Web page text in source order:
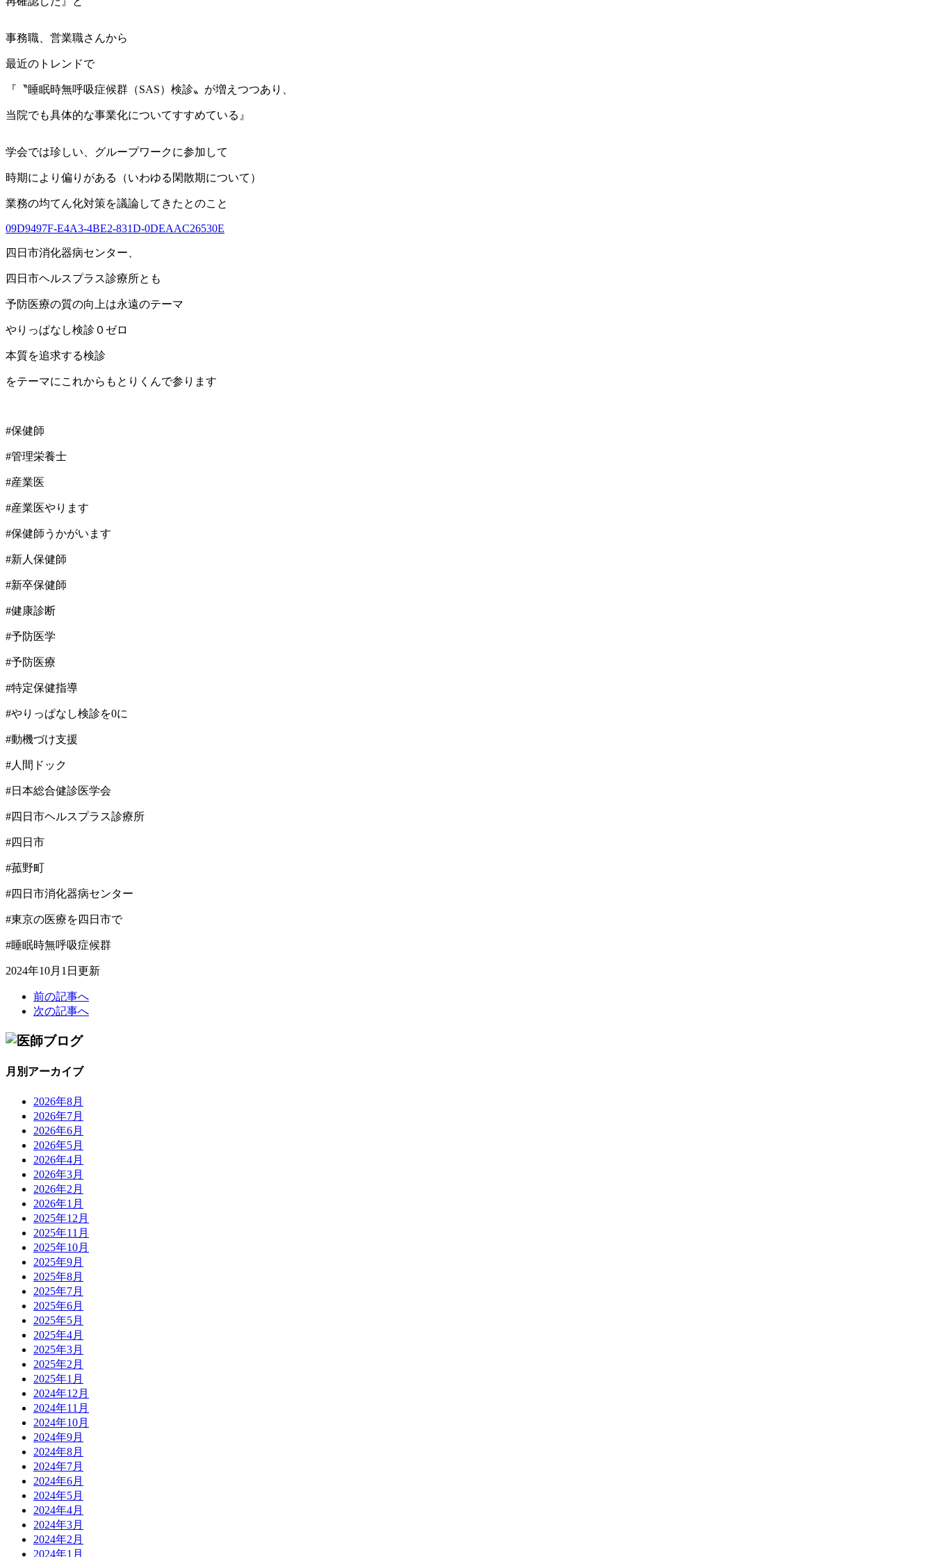
事務職、営業職さんから
最近のトレンドで
『〝睡眠時無呼吸症候群（SAS）検診〟が増えつつあり、
当院でも具体的な事業化についてすすめている』
学会では珍しい、グループワークに参加して
時期により偏りがある（いわゆる閑散期について）
業務の均てん化対策を議論してきたとのこと
09D9497F-E4A3-4BE2-831D-0DEAAC26530E
四日市消化器病センター、
四日市ヘルスプラス診療所とも
予防医療の質の向上は永遠のテーマ
やりっぱなし検診０ゼロ
本質を追求する検診
をテーマにこれからもとりくんで参ります
#保健師
#管理栄養士
#産業医
#産業医やります
#保健師うかがいます
#新人保健師
#新卒保健師
#健康診断
#予防医学
#予防医療
#特定保健指導
#やりっぱなし検診を0に
#動機づけ支援
#人間ドック
#日本総合健診医学会
#四日市ヘルスプラス診療所
#四日市
#菰野町
#四日市消化器病センター
#東京の医療を四日市で
#睡眠時無呼吸症候群
2024年10月1日更新
前の記事へ
次の記事へ
月別アーカイブ
2026年8月
2026年7月
2026年6月
2026年5月
2026年4月
2026年3月
2026年2月
2026年1月
2025年12月
2025年11月
2025年10月
2025年9月
2025年8月
2025年7月
2025年6月
2025年5月
2025年4月
2025年3月
2025年2月
2025年1月
2024年12月
2024年11月
2024年10月
2024年9月
2024年8月
2024年7月
2024年6月
2024年5月
2024年4月
2024年3月
2024年2月
2024年1月